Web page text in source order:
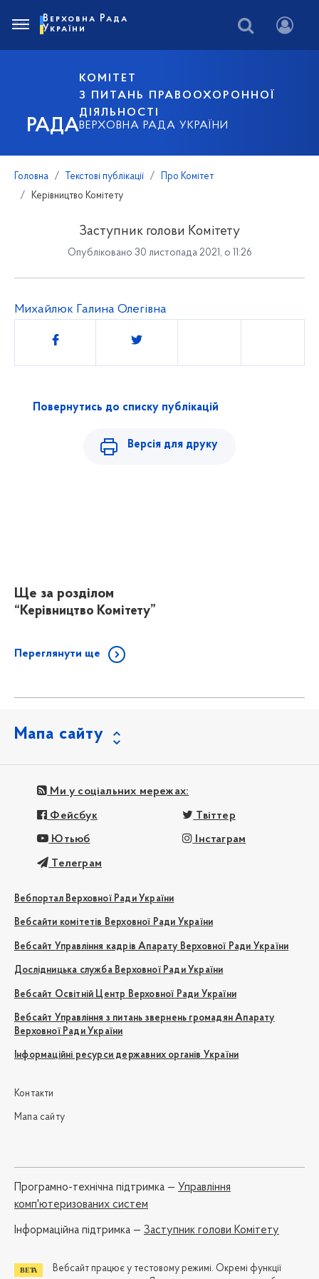
РАДА
КОМІТЕТ
З ПИТАНЬ ПРАВООХОРОННОЇ
ДІЯЛЬНОСТІ
ВЕРХОВНА РАДА УКРАЇНИ
Верховна Рада
України
Головна Текстові публікації
Про Комітет
Керівництво Комітету
Заступник голови Комітету
Опубліковано 30 листопада 2021, о 11:26
Михайлюк Галина Олегівна
Поділитись
Повернутись до списку публікацій
Версія для друку
Ще за розділом
“Керівництво Комітету”
Переглянути ще
Мапа сайту
Ми у соціальних мережах:
Фейсбук Твіттер
Ютьюб Інстаграм
Телеграм
Вебпортал Верховної Ради України
Вебсайти комітетів Верховної Ради України
Вебсайт Управління кадрів Апарату Верховної Ради України
Дослідницька служба Верховної Ради України
Вебсайт Освітній Центр Верховної Ради України
Вебсайт Управління з питань звернень громадян Апарату
Верховної Ради України
Інформаційні ресурси державних органів України
Контакти
Мапа сайту
Програмно-технічна підтримка — Управління
комп'ютеризованих систем
Iнформаційна підтримка — Заступник голови Комітету
Вебсайт працює у тестовому режимі. Окремі функції